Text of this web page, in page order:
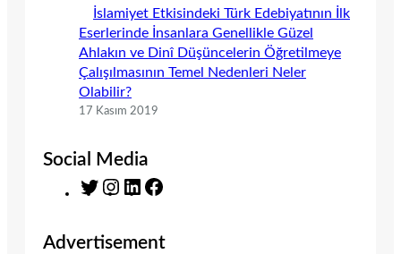
İslamiyet Etkisindeki Türk Edebiyatının İlk
Eserlerinde İnsanlara Genellikle Güzel
Ahlakın ve Dinî Düşüncelerin Öğretilmeye
Çalışılmasının Temel Nedenleri Neler
Olabilir?
17 Kasım 2019
Social Media
T
t
t
L
k
e
Advertisement